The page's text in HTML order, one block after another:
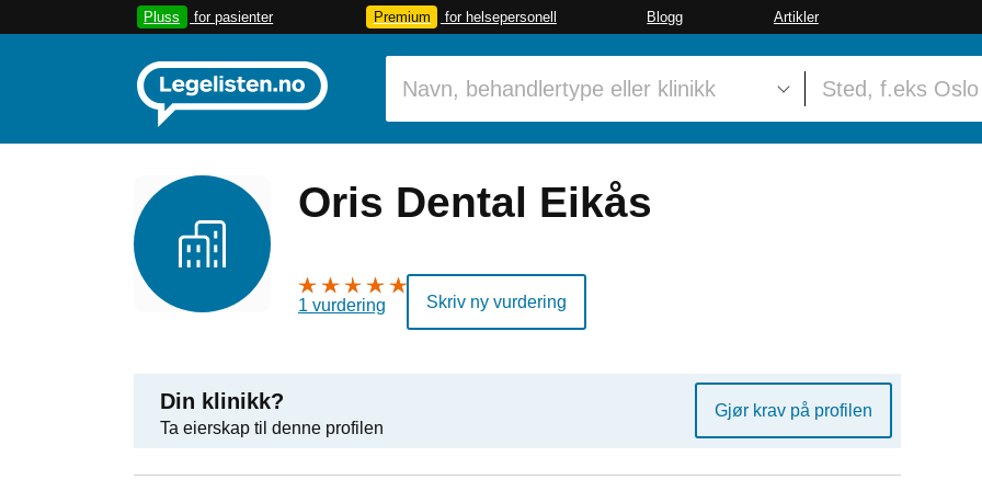
Pluss for pasienter Premium for helsepersonell Blogg Artikler
Oris Dental Eikås
1 vurdering Skriv ny vurdering
Din klinikk?
Ta eierskap til denne profilen
Gjør krav på profilen